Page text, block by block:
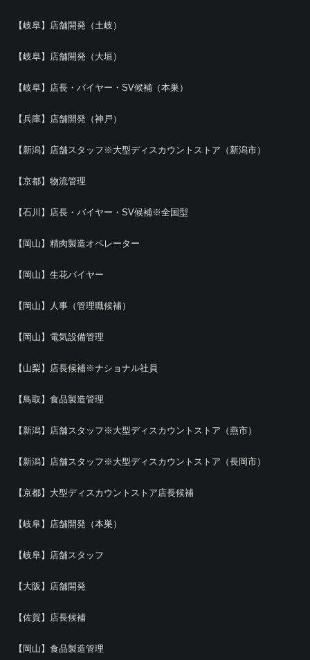
【岐阜】店舗開発（土岐）
【岐阜】店舗開発（大垣）
【岐阜】店長・バイヤー・SV候補（本巣）
【兵庫】店舗開発（神戸）
【新潟】店舗スタッフ※大型ディスカウントストア（新潟市）
【京都】物流管理
【石川】店長・バイヤー・SV候補※全国型
【岡山】精肉製造オペレーター
【岡山】生花バイヤー
【岡山】人事（管理職候補）
【岡山】電気設備管理
【山梨】店長候補※ナショナル社員
【鳥取】食品製造管理
【新潟】店舗スタッフ※大型ディスカウントストア（燕市）
【新潟】店舗スタッフ※大型ディスカウントストア（長岡市）
【京都】大型ディスカウントストア店長候補
【岐阜】店舗開発（本巣）
【岐阜】店舗スタッフ
【大阪】店舗開発
【佐賀】店長候補
【岡山】食品製造管理